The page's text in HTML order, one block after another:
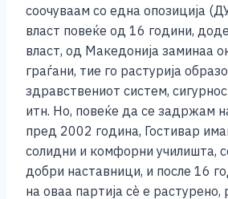
соочуваам со една опозиција
власт повеќе од 16 години,
власт, од Македонија заминаа
граѓани, тие го растурија
здравствениот систем,
итн. Но, повеќе да се задржам
пред 2002 година, Гостивар
солидни и комфорни училишта,
добри наставници, и после 16
на оваа партија сѐ е растурено,